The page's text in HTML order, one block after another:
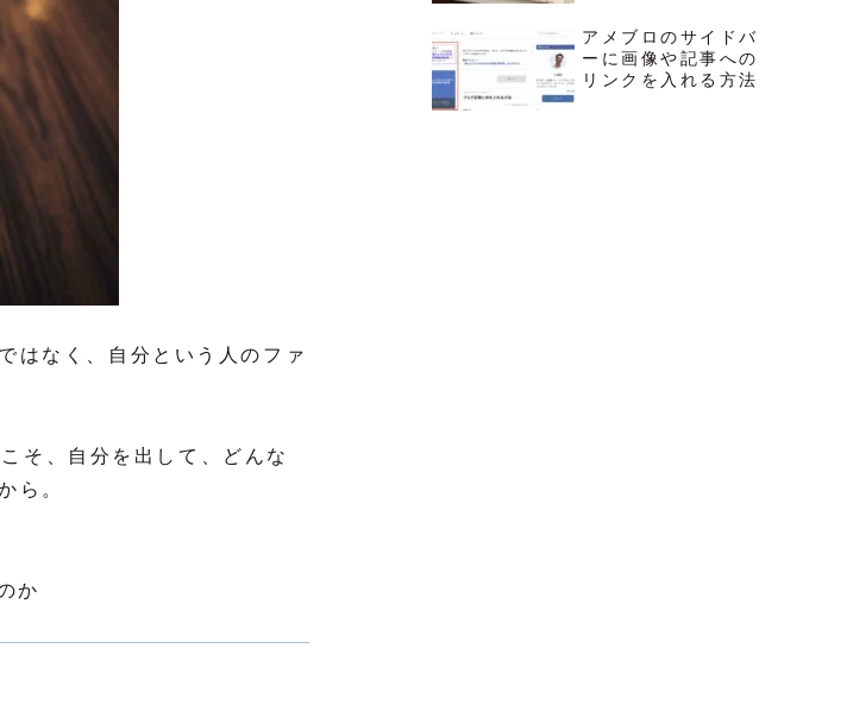
はなく、自分という人のファ
そ、自分を出して、どんな
ら。
か
アメブロのサイドバ
ーに画像や記事への
リンクを入れる方法